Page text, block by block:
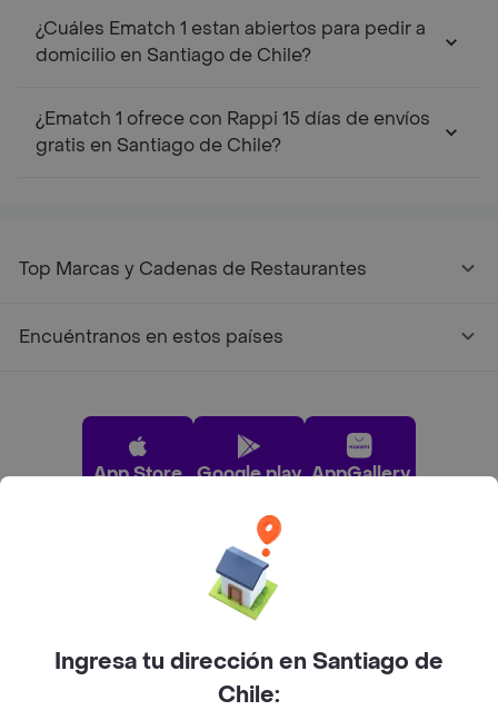
¿Cuáles Ematch 1 estan abiertos para pedir a
domicilio en Santiago de Chile?
¿Ematch 1 ofrece con Rappi 15 días de envíos
gratis en Santiago de Chile?
Top Marcas y Cadenas de Restaurantes
Encuéntranos en estos países
App Store Google play AppGallery
Pide tu comida favorita cerca de ti
Categorías
Ingresa tu dirección en Santiago de
Chile: